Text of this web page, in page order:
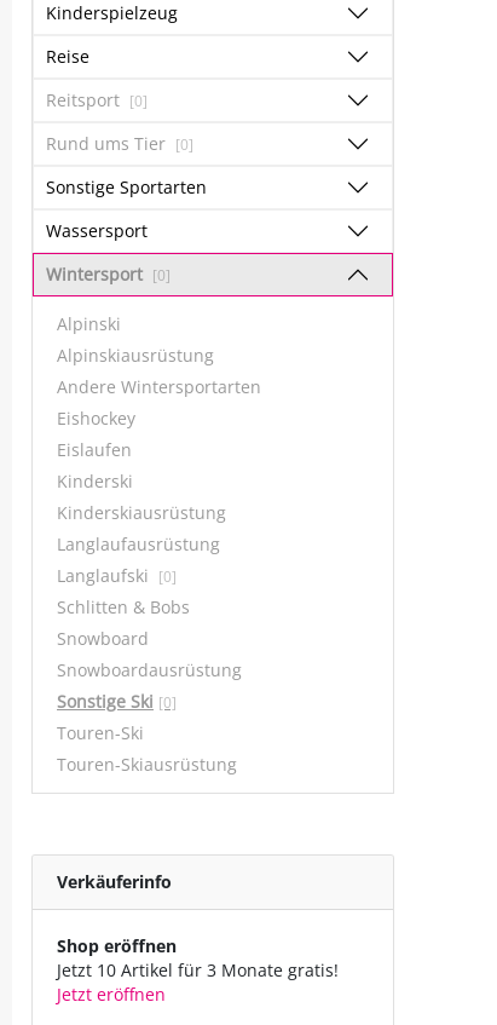
Kinderspielzeug
Reise
Reitsport [0]
Rund ums Tier [0]
Sonstige Sportarten
Wassersport
Wintersport [0]
Alpinski
Alpinskiausrüstung
Andere Wintersportarten
Eishockey
Eislaufen
Kinderski
Kinderskiausrüstung
Langlaufausrüstung
Langlaufski
[0]
Schlitten & Bobs
Snowboard
Snowboardausrüstung
Sonstige Ski [0]
Touren-Ski
Touren-Skiausrüstung
Verkäuferinfo
Shop eröffnen
Jetzt 10 Artikel für 3 Monate gratis!
Jetzt eröffnen